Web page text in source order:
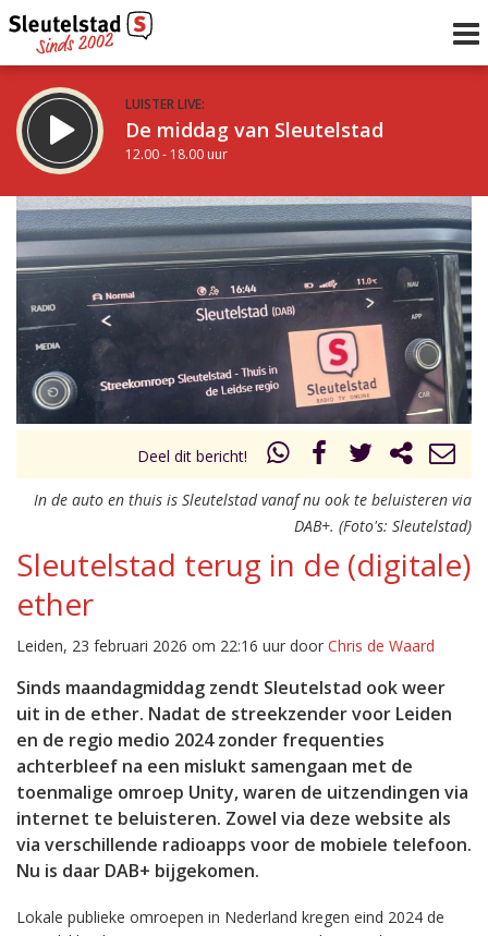
LUISTER LIVE:
De middag van Sleutelstad
12.00 - 18.00 uur
STRAKS:
De vrijdagavond met Keanu
18.00 - 19.00 uur
Vorig uur
uur 1 van 0 Volgend uur
Deel dit bericht!
In de auto en thuis is Sleutelstad vanaf nu ook te beluisteren via
DAB+. (Foto's: Sleutelstad)
Sleutelstad terug in de (digitale)
ether
Leiden, 23 februari 2026 om 22:16 uur door Chris de Waard
Sinds maandagmiddag zendt Sleutelstad ook weer
uit in de ether. Nadat de streekzender voor Leiden
en de regio medio 2024 zonder frequenties
achterbleef na een mislukt samengaan met de
toenmalige omroep Unity, waren de uitzendingen via
internet te beluisteren. Zowel via deze website als
via verschillende radioapps voor de mobiele telefoon.
Nu is daar DAB+ bijgekomen.
Lokale publieke omroepen in Nederland kregen eind 2024 de